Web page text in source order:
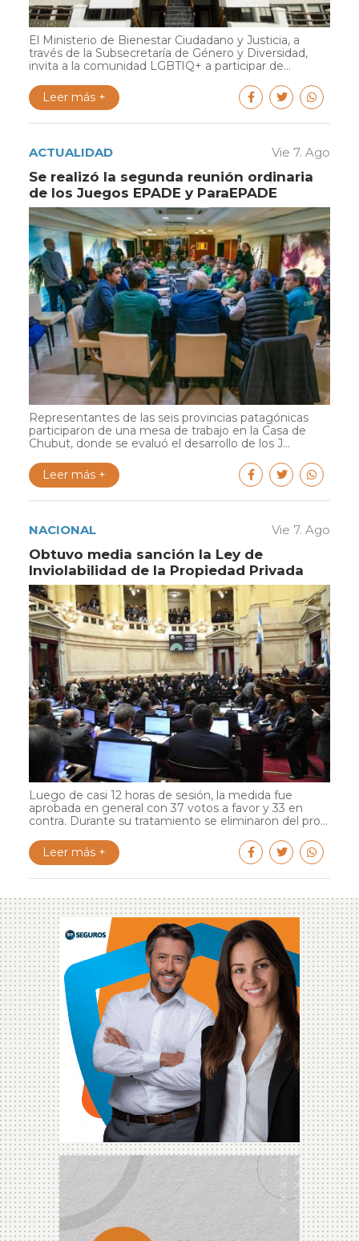
El Ministerio de Bienestar Ciudadano y Justicia, a
través de la Subsecretaría de Género y Diversidad,
invita a la comunidad LGBTIQ+ a participar de...
Leer más +
ACTUALIDAD Vie 7. Ago
Se realizó la segunda reunión ordinaria
de los Juegos EPADE y ParaEPADE
Representantes de las seis provincias patagónicas
participaron de una mesa de trabajo en la Casa de
Chubut, donde se evaluó el desarrollo de los J...
Leer más +
NACIONAL Vie 7. Ago
Obtuvo media sanción la Ley de
Inviolabilidad de la Propiedad Privada
Luego de casi 12 horas de sesión, la medida fue
aprobada en general con 37 votos a favor y 33 en
contra. Durante su tratamiento se eliminaron del pro...
Leer más +